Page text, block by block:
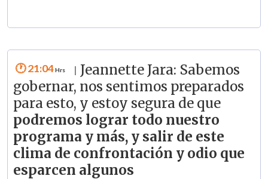
21:04
Jeannette Jara: Sabemos
gobernar, nos sentimos preparados
para esto, y estoy segura de que
podremos lograr todo nuestro
programa y más, y salir de este
clima de confrontación y odio que
esparcen algunos